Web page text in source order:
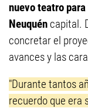
nuevo teatro
Neuquén capital.
concretar el
avances y las
"Durante tantos
recuerdo que era